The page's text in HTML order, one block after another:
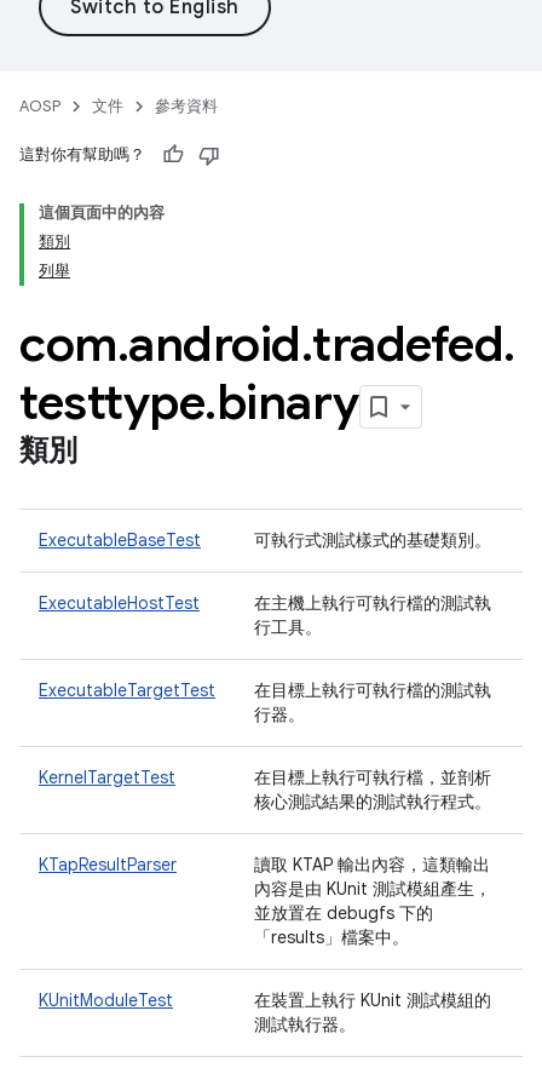
AOSP 文件 參考資料
這對你有幫助嗎？
這個頁面中的內容
類別
列舉
com.android.tradefed.
testtype.binary
類別
ExecutableBaseTest 可執行式測試樣式的基礎類別。
ExecutableHostTest
在主機上執行可執行檔的測試執
行工具。
ExecutableTargetTest
在目標上執行可執行檔的測試執
行器。
KernelTargetTest
在目標上執行可執行檔，並剖析
核心測試結果的測試執行程式。
KTapResultParser
讀取 KTAP 輸出內容，這類輸出
內容是由 KUnit 測試模組產生，
並放置在 debugfs 下的
「results」檔案中。
KUnitModuleTest
在裝置上執行 KUnit 測試模組的
測試執行器。